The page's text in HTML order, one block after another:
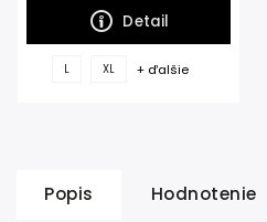
Detail
L XL + ďalšie
Popis Hodnotenie